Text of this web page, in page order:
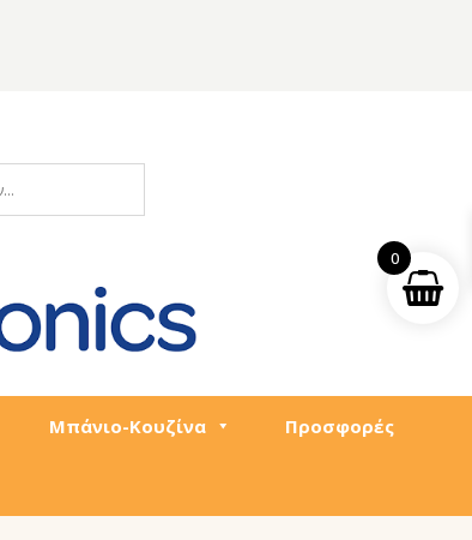
Μπάνιο-Κουζίνα Προσφορές
0